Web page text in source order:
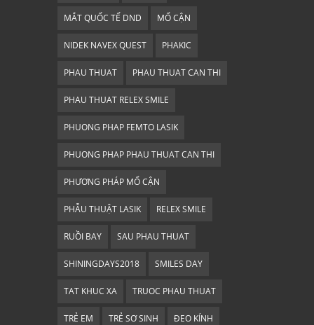
MẮT QUỐC TẾ DND MỔ CẬN
NIDEK NAVEX QUEST PHAKIC
PHAU THUAT PHAU THUAT CAN THI
PHAU THUAT RELEX SMILE
PHUONG PHAP FEMTO LASIK
PHUONG PHAP PHAU THUAT CAN THI
PHƯƠNG PHÁP MỔ CẬN
PHẪU THUẬT LASIK RELEX SMILE
RUỒI BAY SAU PHAU THUAT
SHININGDAYS2018 SMILES DAY
TAT KHUC XA TRUOC PHAU THUAT
TRẺ EM TRẺ SƠ SINH ĐEO KÍNH